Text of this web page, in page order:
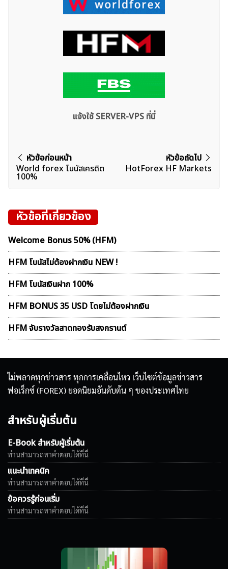
แจ้งใช้ SERVER-VPS ที่นี่
แนะแนว
เรื่อง
หัวข้อก่อนหน้า
World forex โบนัสเครดิต
100%
หัวข้อถัดไป
HotForex HF Markets
หัวข้อที่เกี่ยวข้อง
Welcome Bonus 50% (HFM)
HFM โบนัสไม่ต้องฝากเงิน NEW !
HFM โบนัสเงินฝาก 100%
HFM BONUS 35 USD โดยไม่ต้องฝากเงิน
HFM จับรางวัลสาดทองรับสงกรานต์
ไม่พลาดทุกข่าวสาร ทุกการเคลื่อนไหว เว็บไซต์ข้อมูลข่าวสาร
ฟอเร็กซ์ (FOREX) ยอดนิยมอันดับต้น ๆ ของประเทศไทย
สำหรับผู้เริ่มต้น
E-Book สำหรับผู้เริ่มต้น
ท่านสามารถหาคำตอบได้ที่นี่
แนะนำเทคนิค
ท่านสามารถหาคำตอบได้ที่นี่
ข้อควรรู้ก่อนเริ่ม
ท่านสามารถหาคำตอบได้ที่นี่